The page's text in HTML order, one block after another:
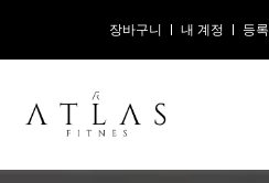
장바구니 내 계정 등록